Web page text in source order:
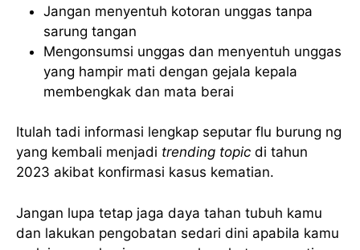
Jangan menyentuh kotoran unggas tanpa
sarung tangan
Mengonsumsi unggas dan menyentuh unggas
yang hampir mati dengan gejala kepala
membengkak dan mata berai
Itulah tadi informasi lengkap seputar flu burung ng
yang kembali menjadi trending topic di tahun
2023 akibat konfirmasi kasus kematian.
Jangan lupa tetap jaga daya tahan tubuh kamu
dan lakukan pengobatan sedari dini apabila kamu